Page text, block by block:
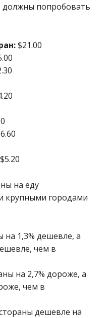
должны попробовать
$21.00
на еду
крупными городами
на 1,3% дешевле, а
чем в
на 2,7% дороже, а
чем в
дешевле на